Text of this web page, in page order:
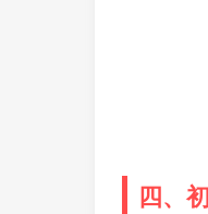
四、